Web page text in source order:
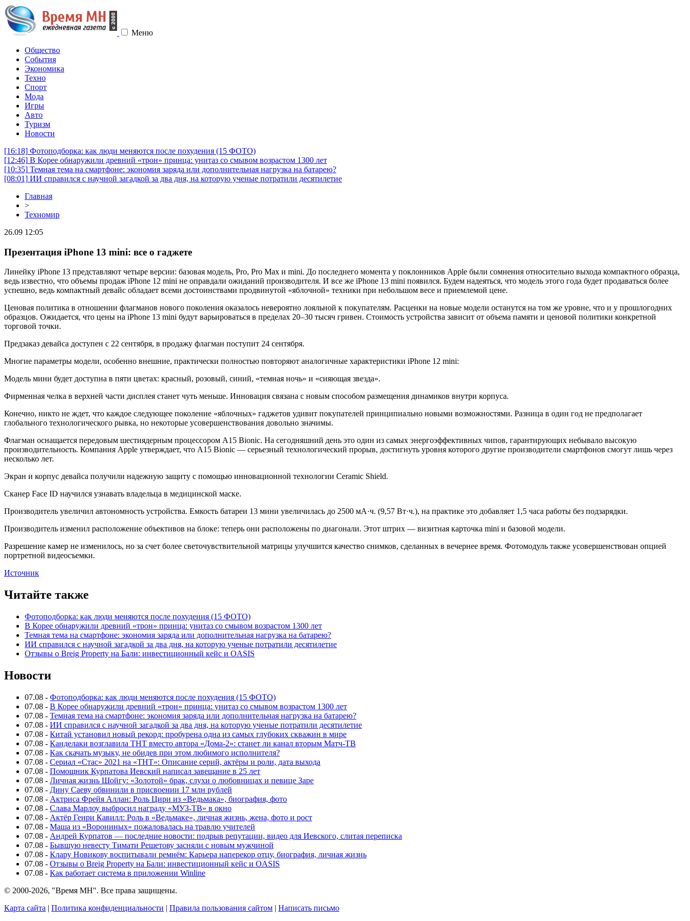
Меню
Общество
События
Экономика
Техно
Спорт
Мода
Игры
Авто
Туризм
Новости
[16:18] Фотоподборка: как люди меняются после похудения (15 ФОТО)
[12:46] В Корее обнаружили древний «трон» принца: унитаз со смывом возрастом 1300 лет
[10:35] Темная тема на смартфоне: экономия заряда или дополнительная нагрузка на батарею?
[08:01] ИИ справился с научной загадкой за два дня, на которую ученые потратили десятилетие
Главная
>
Техномир
26.09 12:05
Презентация iPhone 13 mini: все о гаджете
Линейку iPhone 13 представляют четыре версии: базовая модель, Pro, Pro Max и mini. До последнего момента у поклонников Apple были сомнения относительно выхода компактного образца,
ведь известно, что объемы продаж iPhone 12 mini не оправдали ожиданий производителя. И все же iPhone 13 mini появился. Будем надеяться, что модель этого года будет продаваться более
успешно, ведь компактный девайс обладает всеми достоинствами продвинутой «яблочной» техники при небольшом весе и приемлемой цене.
Ценовая политика в отношении флагманов нового поколения оказалось невероятно лояльной к покупателям. Расценки на новые модели останутся на том же уровне, что и у прошлогодних
образцов. Ожидается, что цены на iPhone 13 mini будут варьироваться в пределах 20–30 тысяч гривен. Стоимость устройства зависит от объема памяти и ценовой политики конкретной
торговой точки.
Предзаказ девайса доступен с 22 сентября, в продажу флагман поступит 24 сентября.
Многие параметры модели, особенно внешние, практически полностью повторяют аналогичные характеристики iPhone 12 mini:
Модель мини будет доступна в пяти цветах: красный, розовый, синий, «темная ночь» и «сияющая звезда».
Фирменная челка в верхней части дисплея станет чуть меньше. Инновация связана с новым способом размещения динамиков внутри корпуса.
Конечно, никто не ждет, что каждое следующее поколение «яблочных» гаджетов удивит покупателей принципиально новыми возможностями. Разница в один год не предполагает
глобального технологического рывка, но некоторые усовершенствования довольно значимы.
Флагман оснащается передовым шестиядерным процессором A15 Bionic. На сегодняшний день это один из самых энергоэффективных чипов, гарантирующих небывало высокую
производительность. Компания Apple утверждает, что А15 Bionic — серьезный технологический прорыв, достигнуть уровня которого другие производители смартфонов смогут лишь через
несколько лет.
Экран и корпус девайса получили надежную защиту с помощью инновационной технологии Ceramic Shield.
Сканер Face ID научился узнавать владельца в медицинской маске.
Производитель увеличил автономность устройства. Емкость батареи 13 мини увеличилась до 2500 мА·ч. (9,57 Вт·ч.), на практике это добавляет 1,5 часа работы без подзарядки.
Производитель изменил расположение объективов на блоке: теперь они расположены по диагонали. Этот штрих — визитная карточка mini и базовой модели.
Разрешение камер не изменилось, но за счет более светочувствительной матрицы улучшится качество снимков, сделанных в вечернее время. Фотомодуль также усовершенствован опцией
портретной видеосъемки.
Источник
Читайте также
Фотоподборка: как люди меняются после похудения (15 ФОТО)
В Корее обнаружили древний «трон» принца: унитаз со смывом возрастом 1300 лет
Темная тема на смартфоне: экономия заряда или дополнительная нагрузка на батарею?
ИИ справился с научной загадкой за два дня, на которую ученые потратили десятилетие
Отзывы о Breig Property на Бали: инвестиционный кейс и OASIS
Новости
07.08 - Фотоподборка: как люди меняются после похудения (15 ФОТО)
07.08 - В Корее обнаружили древний «трон» принца: унитаз со смывом возрастом 1300 лет
07.08 - Темная тема на смартфоне: экономия заряда или дополнительная нагрузка на батарею?
07.08 - ИИ справился с научной загадкой за два дня, на которую ученые потратили десятилетие
07.08 - Китай установил новый рекорд: пробурена одна из самых глубоких скважин в мире
07.08 - Канделаки возглавила ТНТ вместо автора «Дома-2»: станет ли канал вторым Матч-ТВ
07.08 - Как скачать музыку, не обидев при этом любимого исполнителя?
07.08 - Сериал «Стас» 2021 на «ТНТ»: Описание серий, актёры и роли, дата выхода
07.08 - Помощник Курпатова Иевский написал завещание в 25 лет
07.08 - Личная жизнь Шойгу: «Золотой» брак, слухи о любовницах и певице Заре
07.08 - Дину Саеву обвинили в присвоении 17 млн рублей
07.08 - Актриса Фрейя Аллан: Роль Цири из «Ведьмака», биография, фото
07.08 - Слава Марлоу выбросил награду «МУЗ-ТВ» в окно
07.08 - Актёр Генри Кавилл: Роль в «Ведьмаке», личная жизнь, жена, фото и рост
07.08 - Маша из «Ворониных» пожаловалась на травлю учителей
07.08 - Андрей Курпатов — последние новости: подрыв репутации, видео для Иевского, слитая переписка
07.08 - Бывшую невесту Тимати Решетову засняли с новым мужчиной
07.08 - Клару Новикову воспитывали ремнём: Карьера наперекор отцу, биография, личная жизнь
07.08 - Отзывы о Breig Property на Бали: инвестиционный кейс и OASIS
07.08 - Как работает система в приложении Winline
© 2000-2026, "Время МН". Все права защищены.
Карта сайта | Политика конфиденциальности | Правила пользования сайтом | Написать письмо